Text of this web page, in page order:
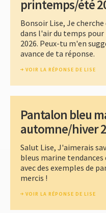
printemps/été
Bonsoir Lise, Je
dans l'air du temps
2026. Peux-tu m'en
avance de ta réponse.
VOIR LA RÉPONSE DE LISE
Pantalon bleu
automne/hiver
Salut Lise, J'aimerais
bleus marine
avec des exemples de
mercis !
VOIR LA RÉPONSE DE LISE